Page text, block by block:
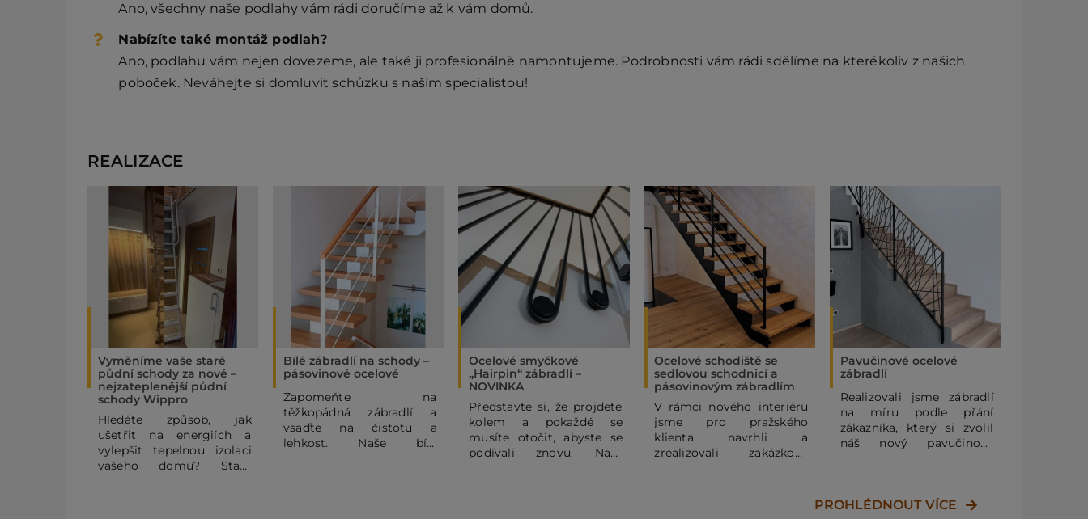
Ano, všechny naše podlahy vám rádi doručíme až k vám domů.
Nabízíte také montáž podlah?
Ano, podlahu vám nejen dovezeme, ale také ji profesionálně namontujeme. Podrobnosti vám rádi sdělíme na kterékoliv z našich
poboček. Neváhejte si domluvit schůzku s naším specialistou!
REALIZACE
Vyměníme vaše staré
půdní schody za nové –
nejzateplenější půdní
schody Wippro
Hledáte způsob, jak
ušetřit na energiích a
vylepšit tepelnou izolaci
vašeho domu? Staré
Bílé zábradlí na schody –
pásovinové ocelové
Zapomeňte na
těžkopádná zábradlí a
vsaďte na čistotu a
lehkost. Naše bílé
Ocelové smyčkové
„Hairpin“ zábradlí –
NOVINKA
Představte si, že projdete
kolem a pokaždé se
musíte otočit, abyste se
podívali znovu. Naše
Ocelové schodiště se
sedlovou schodnicí a
pásovinovým zábradlím
V rámci nového interiéru
jsme pro pražského
klienta navrhli a
zrealizovali zakázkové
Pavučinové ocelové
zábradlí
Realizovali jsme zábradlí
na míru podle přání
zákazníka, který si zvolil
náš nový pavučinový
ocelovém rámu s pruty
PROHLÉDNOUT VÍCE